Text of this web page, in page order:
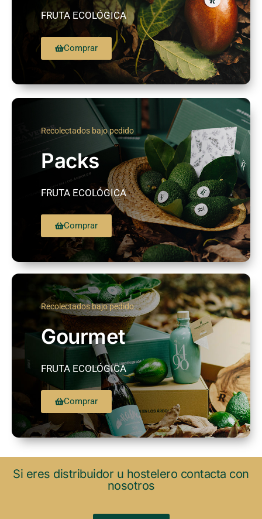
FRUTA ECOLÓGICA
Comprar
Recolectados bajo pedido
Packs
FRUTA ECOLÓGICA
Comprar
Recolectados bajo pedido
Gourmet
FRUTA ECOLÓGICA
Comprar
Si eres distribuidor u hostelero contacta con
nosotros